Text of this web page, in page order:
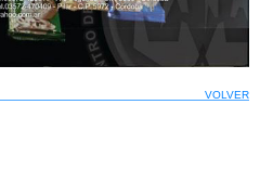
VOLVER